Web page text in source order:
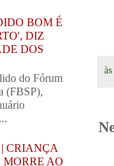
às
BOM É
DIZ
DOS
do Fórum
(FBSP),
CRIANÇA
MORRE AO